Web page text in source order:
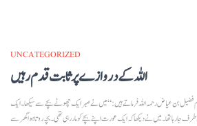
UNCATEGORIZED
اللہ کے دروازے پر ثابت قدم رہیں
فضیل بن عیاض رحمہ اللہ فرماتے ہیں: “میں نے صبر ایک چھوٹے بچے سے سیکھا۔ ایک
جا رہا تھا۔ میں نے دیکھا کہ ایک عورت اپنے بچے کو مار رہی تھی۔ بچہ روتا ہوا گھر سے